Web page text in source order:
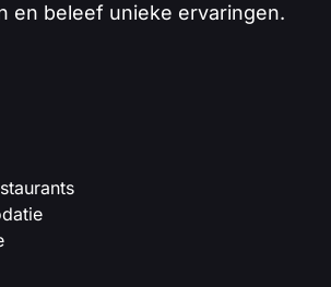
en beleef unieke ervaringen.